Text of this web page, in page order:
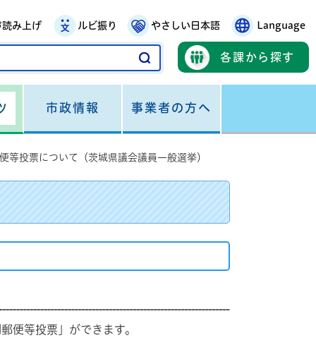
読み上げ ルビ振り やさしい日本語 Language
各課から探す
市政情報 事業者の方へ
等投票について（茨城県議会議員一般選挙）
便等投票」ができます。